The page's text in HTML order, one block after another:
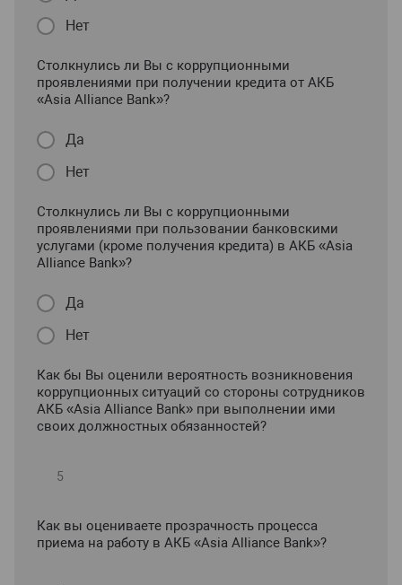
Нет
Столкнулись ли Вы с коррупционными
проявлениями при получении кредита от АКБ
«Asia Alliance Bank»?
Да
Нет
Столкнулись ли Вы с коррупционными
проявлениями при пользовании банковскими
услугами (кроме получения кредита) в АКБ «Asia
Alliance Bank»?
Да
Нет
Как бы Вы оценили вероятность возникновения
коррупционных ситуаций со стороны сотрудников
АКБ «Asia Alliance Bank» при выполнении ими
своих должностных обязанностей?
Как вы оцениваете прозрачность процесса
приема на работу в АКБ «Asia Alliance Bank»?